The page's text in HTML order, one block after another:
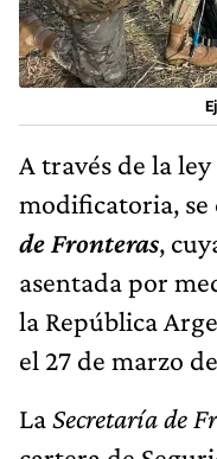
A través de la ley
modificatoria, se
de Fronteras,
asentada por
la República
el 27 de marzo
LaSecretaría de